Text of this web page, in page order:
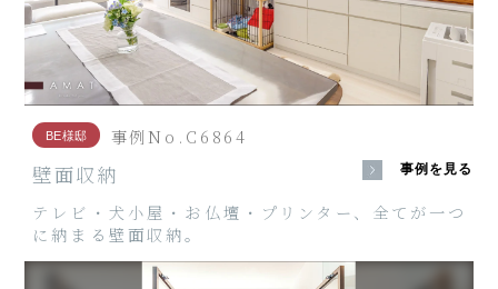
BE様邸 事例No.C6864
壁面収納 事例を見る
テレビ・犬小屋・お仏壇・プリンター、全てが一つ
に納まる壁面収納。